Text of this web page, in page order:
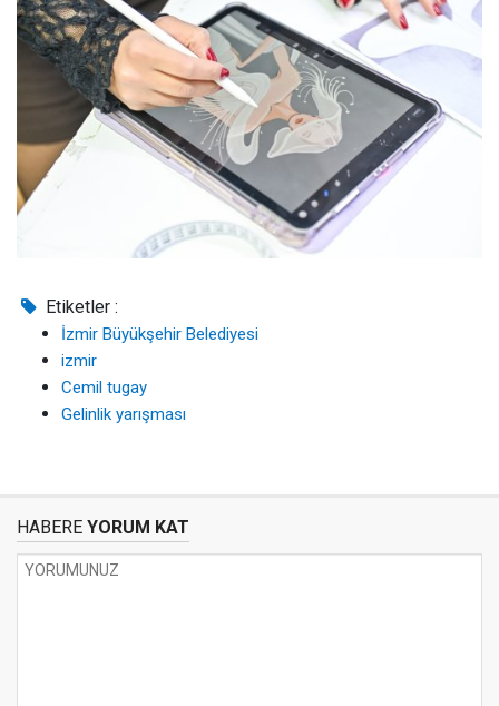
Etiketler :
İzmir Büyükşehir Belediyesi
izmir
Cemil tugay
Gelinlik yarışması
HABERE YORUM KAT